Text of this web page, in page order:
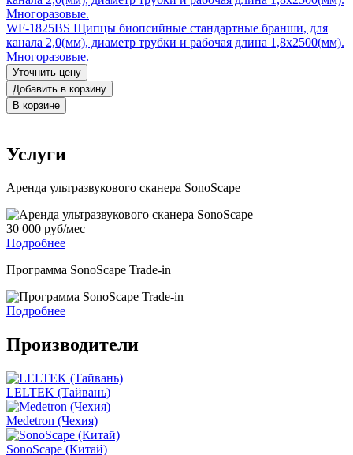
WF-1825BS Щипцы биопсийные стандартные бранши, для
канала 2,0(мм), диаметр трубки и рабочая длина 1,8х2500(мм).
Многоразовые.
Уточнить цену
Добавить в корзину
В корзине
Услуги
Аренда ультразвукового сканера SonoScape
30 000 руб/мес
Подробнее
Программа SonoScape Trade-in
Подробнее
Производители
LELTEK (Тайвань)
Medetron (Чехия)
SonoScape (Китай)